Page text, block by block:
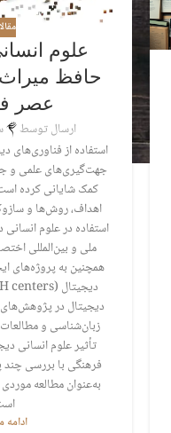
علوم
حافظ
عصر
ارسال توسط
استفاده از فناوری‌های
جهت‌گیری‌های علمی و
کمک شایانی کرده است.
اهداف، روش‌ها و
استفاده در علوم
ملی و بین‌المللی
همچنین به پروژه‌های
دیجیتال در پژوهش‌های
زبان‌شناسی و
تأثیر علوم انسانی
فرهنگی با بررسی چند
به‌عنوان مطالعه